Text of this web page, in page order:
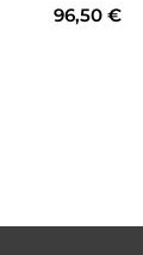
96,50 €